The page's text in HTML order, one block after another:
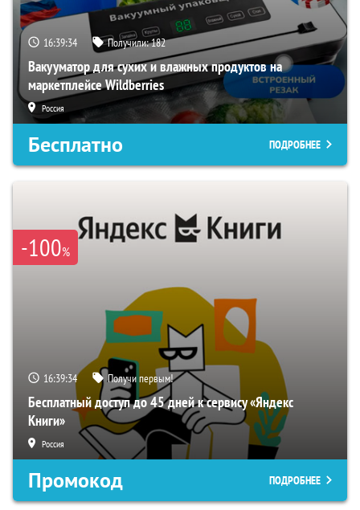
16:39:34 Получили:182
Вакууматор для сухих и влажных продуктов на
маркетплейсе Wildberries
Россия
Бесплатно ПОДРОБНЕЕ
-100%
16:39:34 Получи первым!
Бесплатный доступ до 45 дней к сервису «Яндекс
Книги»
Россия
Промокод ПОДРОБНЕЕ